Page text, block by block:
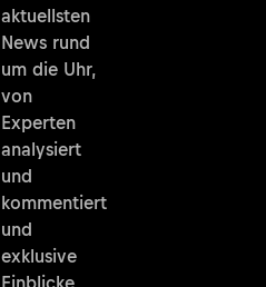
aktuellsten
News rund
um die Uhr,
von
Experten
analysiert
und
kommentiert
und
exklusive
Einblicke